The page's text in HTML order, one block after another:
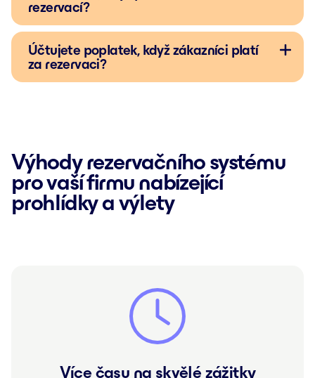
rezervací?
Účtujete poplatek, když zákazníci platí
za rezervaci?
Výhody rezervačního systému
pro vaší firmu nabízející
prohlídky a výlety
Více času na skvělé zážitky